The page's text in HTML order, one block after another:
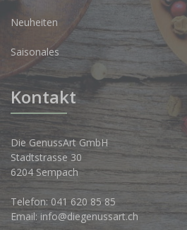
Neuheiten
Saisonales
Kontakt
Die GenussArt GmbH
Stadtstrasse 30
6204 Sempach
Telefon: 041 620 85 85
Email: info@diegenussart.ch